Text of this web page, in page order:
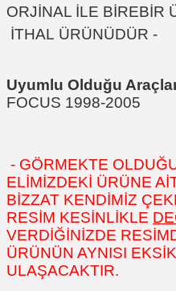
ORJİNAL İLE BİREBİR
İTHAL ÜRÜNÜDÜR -
Uyumlu Olduğu
FOCUS 1998-2005
- GÖRMEKTE
ELİMİZDEKİ ÜRÜNE
BİZZAT KENDİMİZ
RESİM KESİNLİKLE
VERDİĞİNİZDE
ÜRÜNÜN AYNISI
ULAŞACAKTIR.